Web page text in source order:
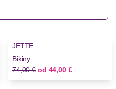
Novinky
JETTE
Bikiny
Stará cena
74,00 € odNová cena
44,00 €